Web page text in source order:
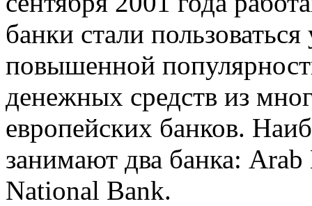
банки стали
повышенной
денежных средств из
европейских банков.
занимают два банка:
National Bank.